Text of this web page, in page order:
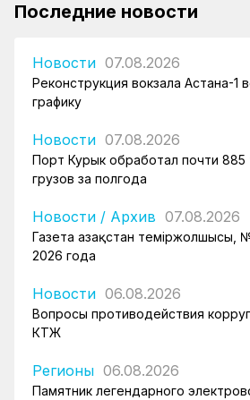
Последние новости
Новости 07.08.2026
Реконструкция вокзала Астана-1
графику
Новости 07.08.2026
Порт Курык обработал почти 885
грузов за полгода
Новости / Архив 07.08.2026
Газета Қазақстан теміржолшысы,
2026 года
Новости 06.08.2026
Вопросы противодействия
КТЖ
Регионы 06.08.2026
Памятник легендарного